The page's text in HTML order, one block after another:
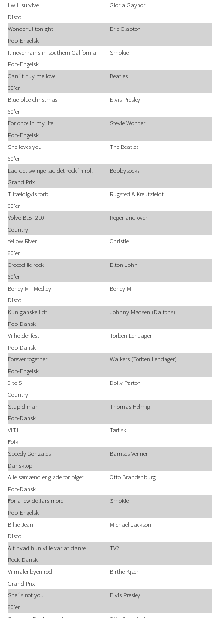
I will survive
Gloria Gaynor
Disco
Wonderful tonight
Eric Clapton
Pop-Engelsk
It never rains in southern California
Smokie
Pop-Engelsk
Can´t buy me love
Beatles
60'er
Blue blue christmas
Elvis Presley
60'er
For once in my life
Stevie Wonder
Pop-Engelsk
She loves you
The Beatles
60'er
Lad det swinge lad det rock´n roll
Bobbysocks
Grand Prix
Tilfældigvis forbi
Rugsted & Kreutzfeldt
60'er
Volvo B18 -210
Roger and over
Country
Yellow River
Christie
60'er
Crocodille rock
Elton John
60'er
Boney M - Medley
Boney M
Disco
Kun ganske lidt
Johnny Madsen (Daltons)
Pop-Dansk
Vi holder fest
Torben Lendager
Pop-Dansk
Forever together
Walkers (Torben Lendager)
Pop-Engelsk
9 to 5
Dolly Parton
Country
Stupid man
Thomas Helmig
Pop-Dansk
VLTJ
Tørfisk
Folk
Speedy Gonzales
Bamses Venner
Dansktop
Alle sømænd er glade for piger
Otto Brandenburg
Pop-Dansk
For a few dollars more
Smokie
Pop-Engelsk
Billie Jean
Michael Jackson
Disco
Alt hvad hun ville var at danse
TV2
Rock-Dansk
Vi maler byen rød
Birthe Kjær
Grand Prix
She´s not you
Elvis Presley
60'er